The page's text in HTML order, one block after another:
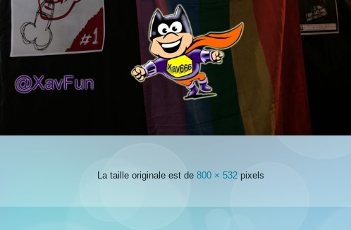
La taille originale est de 800 × 532pixels